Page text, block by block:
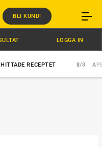
BLI KUND!
RECEPTET 8/8 APEX
LOGGA IN